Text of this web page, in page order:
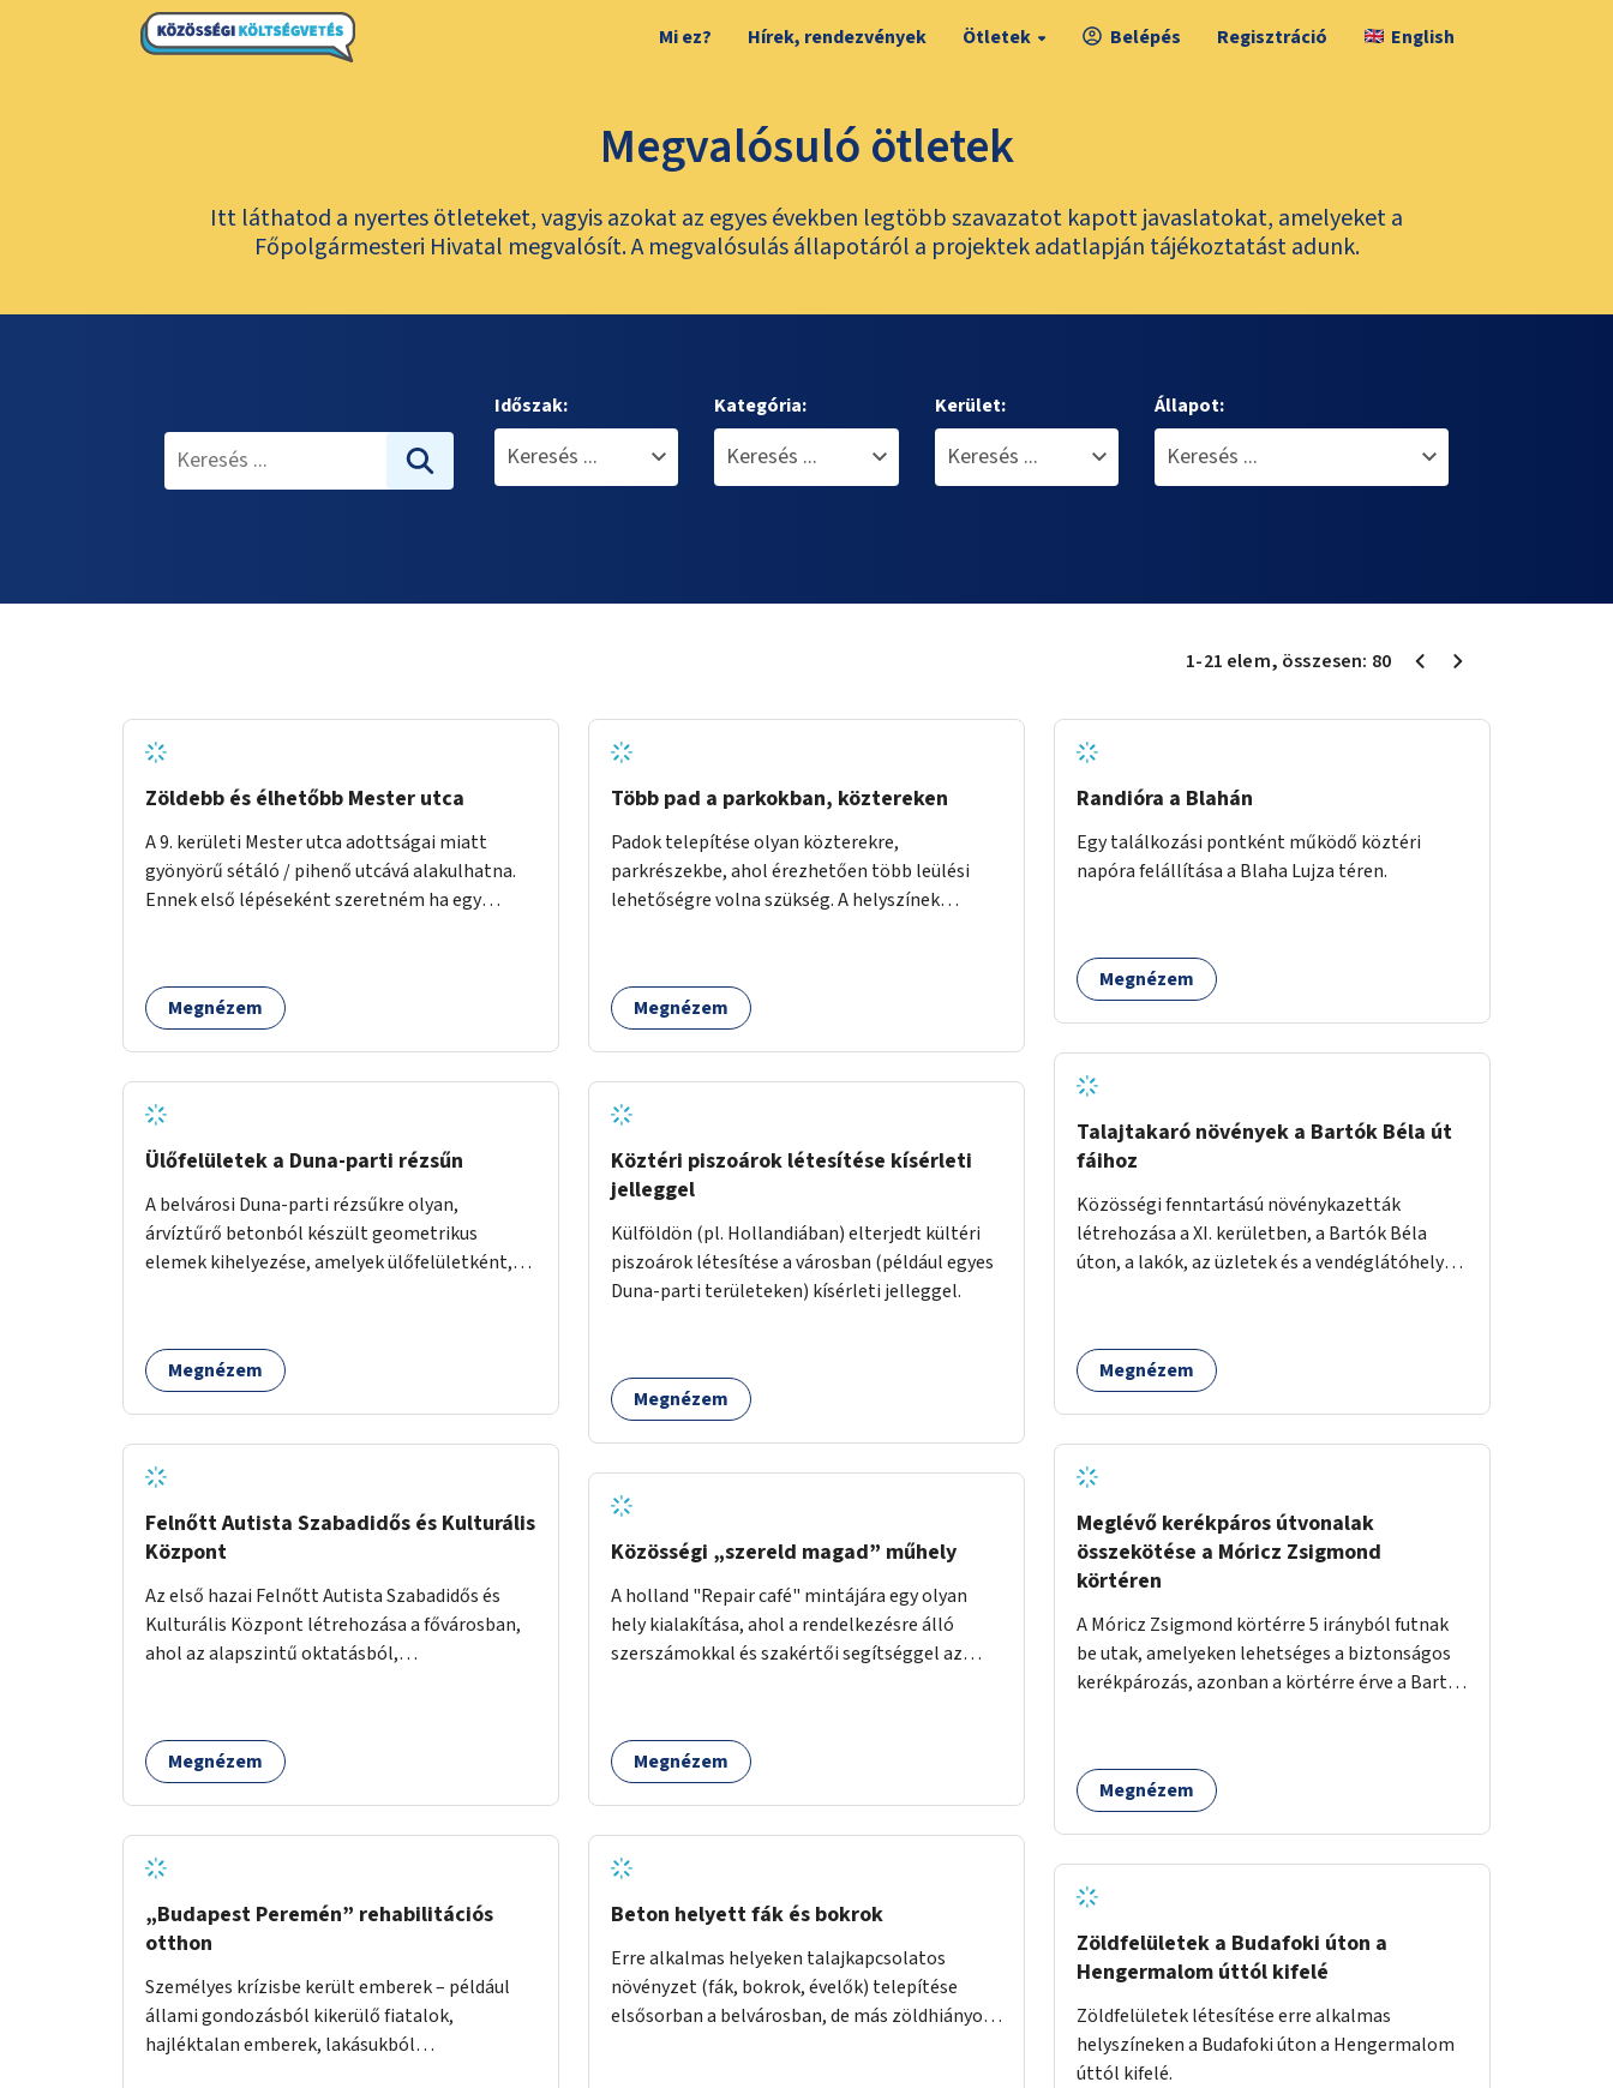
Mi ez? Hírek, rendezvények Ötletek Belépés Regisztráció English
Megvalósuló ötletek
Itt láthatod a nyertes ötleteket, vagyis azokat az egyes években legtöbb szavazatot kapott javaslatokat, amelyeket a
Főpolgármesteri Hivatal megvalósít. A megvalósulás állapotáról a projektek adatlapján tájékoztatást adunk.
Időszak: Kategória: Kerület: Állapot:
1-21 elem, összesen: 80
Zöldebb és élhetőbb Mester utca
A 9. kerületi Mester utca adottságai miatt
gyönyörű sétáló / pihenő utcává alakulhatna.
Ennek első lépéseként szeretném ha egy
növényzet lenne, praktikusan a járda és az
autós sáv találkozásánál, a platán fák között. A
zöld sáv ne pusztuljon ki, és megtartsa azt a jó
hangulatot, amiből már könnyebb lesz
elképzelni a következő lépést egészen addig,
zöldítések nem létesülnek a Mester utcában.
Megnézem
Ülőfelületek a Duna-parti rézsűn
A belvárosi Duna-parti rézsűkre olyan,
árvíztűrő betonból készült geometrikus
elemek kihelyezése, amelyek ülőfelületként,
használhatók. Civilek bevonása a fenntartásba.
Megnézem
Felnőtt Autista Szabadidős és Kulturális
Központ
Az első hazai Felnőtt Autista Szabadidős és
Kulturális Központ létrehozása a fővárosban,
ahol az alapszintű oktatásból,
és közösségekre találhatnak.
Megnézem
„Budapest Peremén” rehabilitációs
otthon
Személyes krízisbe került emberek – például
állami gondozásból kikerülő fiatalok,
hajléktalan emberek, lakásukból
Több pad a parkokban, köztereken
Padok telepítése olyan közterekre,
parkrészekbe, ahol érezhetően több leülési
lehetőségre volna szükség. A helyszínek
Megnézem
Köztéri piszoárok létesítése kísérleti
jelleggel
Külföldön (pl. Hollandiában) elterjedt kültéri
piszoárok létesítése a városban (például egyes
Duna-parti területeken) kísérleti jelleggel.
Megnézem
Közösségi „szereld magad” műhely
A holland "Repair café" mintájára egy olyan
hely kialakítása, ahol a rendelkezésre álló
szerszámokkal és szakértői segítséggel az
arra, hogy a közösség tagjai is segítsenek
egymásnak, megosszák tudásukat.
Megnézem
Beton helyett fák és bokrok
Erre alkalmas helyeken talajkapcsolatos
növényzet (fák, bokrok, évelők) telepítése
elsősorban a belvárosban, de más zöldhiányos
Randióra a Blahán
Egy találkozási pontként működő köztéri
napóra felállítása a Blaha Lujza téren.
Megnézem
Talajtakaró növények a Bartók Béla út
fáihoz
Közösségi fenntartású növénykazetták
létrehozása a XI. kerületben, a Bartók Béla
úton, a lakók, az üzletek és a vendéglátóhelyek
Megnézem
Meglévő kerékpáros útvonalak
összekötése a Móricz Zsigmond
körtéren
A Móricz Zsigmond körtérre 5 irányból futnak
be utak, amelyeken lehetséges a biztonságos
kerékpározás, azonban a körtérre érve a Bartók
útvonalak összekötését!
Megnézem
Zöldfelületek a Budafoki úton a
Hengermalom úttól kifelé
Zöldfelületek létesítése erre alkalmas
helyszíneken a Budafoki úton a Hengermalom
úttól kifelé.